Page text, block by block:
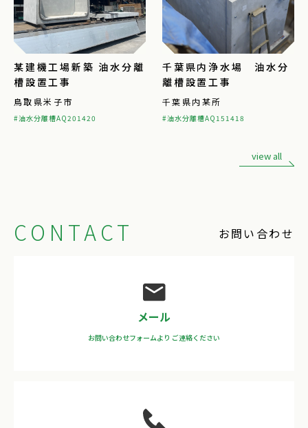
某建機工場新築 油水分離
槽設置工事
鳥取県米子市
#油水分離槽AQ201420
千葉県内浄水場 油水分
離槽設置工事
千葉県内某所
#油水分離槽AQ151418
view all
CONTACT お問い合わせ
メール
お問い合わせフォームより ご連絡ください